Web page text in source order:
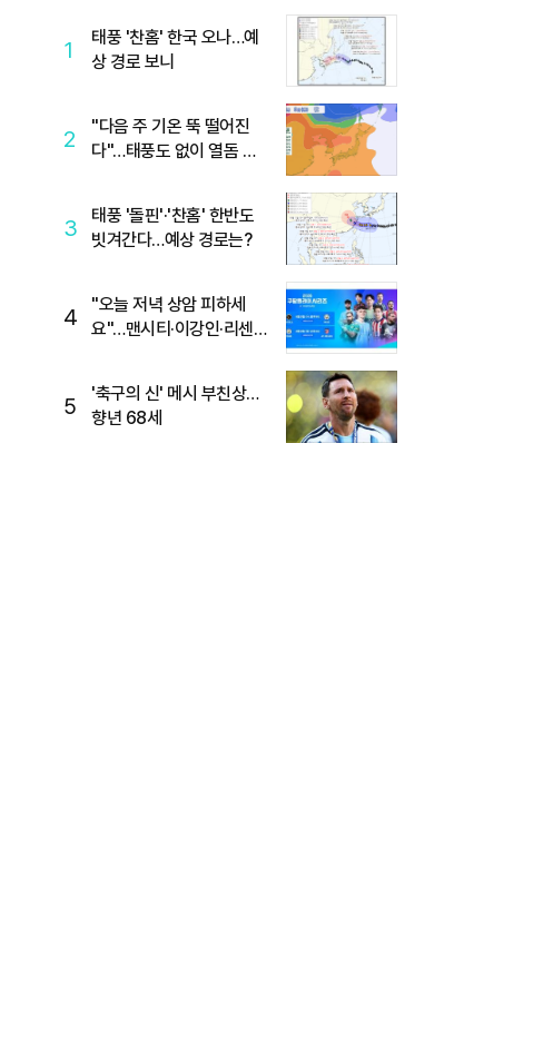
1
태풍 '찬홈' 한국 오나…예
상 경로 보니
2
"다음 주 기온 뚝 떨어진
다"…태풍도 없이 열돔 박
3
태풍 '돌핀'·'찬홈' 한반도
빗겨간다…예상 경로는?
4
"오늘 저녁 상암 피하세
요"…맨시티·이강인·리센느
5
'축구의 신' 메시 부친상…
향년 68세